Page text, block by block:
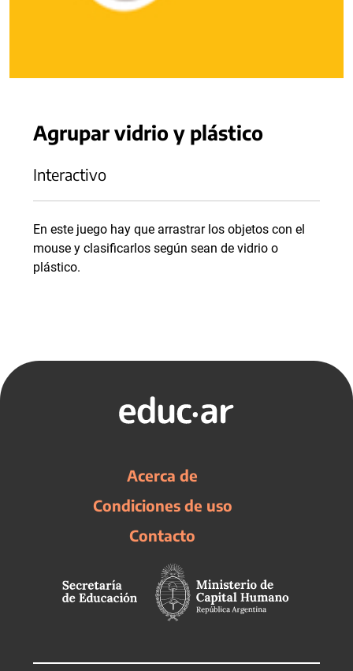
Agrupar vidrio y plástico
Interactivo
En este juego hay que arrastrar los objetos con el
mouse y clasificarlos según sean de vidrio o
plástico.
Acerca de
Condiciones de uso
Contacto